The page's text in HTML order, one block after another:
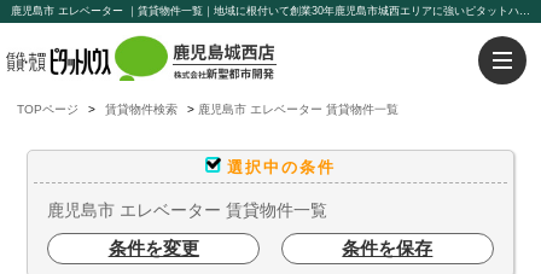
鹿児島市 エレベーター ｜賃貸物件一覧｜地域に根付いて創業30年鹿児島市城西エリアに強いピタットハウス鹿児島城西店【新聖都市開発】豊富な物件を取り揃えております。賃貸管理もお任せください。
TOPページ 賃貸物件検索 鹿児島市 エレベーター 賃貸物件一覧
選択中の条件
鹿児島市 エレベーター 賃貸物件一覧
条件を変更 条件を保存